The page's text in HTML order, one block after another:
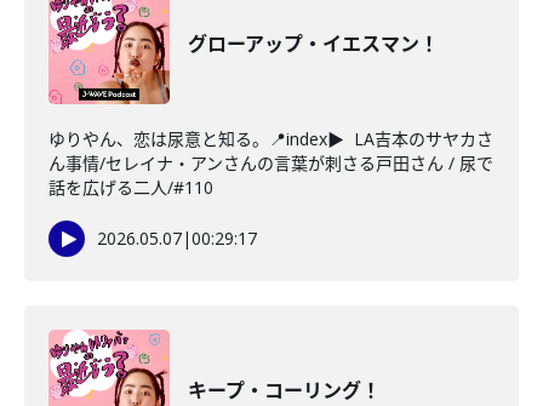
グローアップ・イエスマン！
ゆりやん、恋は尿意と知る。📍index▶ LA吉本のサヤカさ
ん事情/セレイナ・アンさんの言葉が刺さる戸田さん / 尿で
話を広げる二人/#110
2026.05.07|00:29:17
キープ・コーリング！